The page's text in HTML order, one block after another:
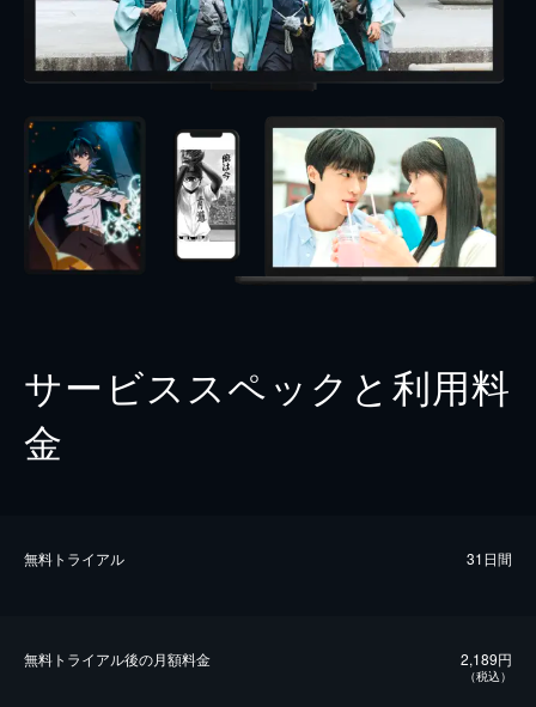
サービススペックと利用料
金
無料トライアル 31日間
無料トライアル後の⽉額料金 2,189円
（税込）